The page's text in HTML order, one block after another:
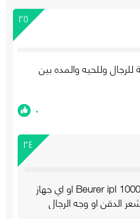
٢٥
وللحيه والمده بين
٠
٢٤
لا حبيبتي جهاز بيورير 10000 Beurer ipl او اي جهاز
الدقن او وجه الرجال